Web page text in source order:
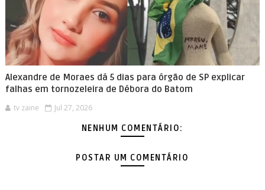
Alexandre de Moraes dá 5 dias para órgão de SP explicar
falhas em tornozeleira de Débora do Batom
tv zaine Jul 27, 2026
NENHUM COMENTÁRIO:
POSTAR UM COMENTÁRIO